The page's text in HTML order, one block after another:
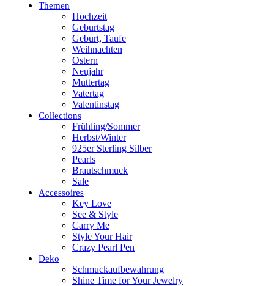
Themen
Hochzeit
Geburtstag
Geburt, Taufe
Weihnachten
Ostern
Neujahr
Muttertag
Vatertag
Valentinstag
Collections
Frühling/Sommer
Herbst/Winter
925er Sterling Silber
Pearls
Brautschmuck
Sale
Accessoires
Key Love
See & Style
Carry Me
Style Your Hair
Crazy Pearl Pen
Deko
Schmuckaufbewahrung
Shine Time for Your Jewelry